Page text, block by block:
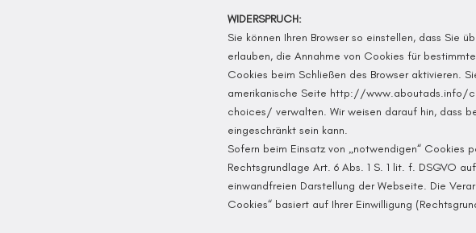
WIDERSPRUCH:
Sie können Ihren Browser so einstellen, dass Sie
erlauben, die Annahme von Cookies für
Cookies beim Schließen des Browser aktivieren.
amerikanische Seite http://www.aboutads.info/
choices/ verwalten. Wir weisen darauf hin, dass
eingeschränkt sein kann.
Sofern beim Einsatz von „notwendigen“
Rechtsgrundlage Art. 6 Abs. 1 S. 1 lit. f. DSGVO
einwandfreien Darstellung der Webseite. Die
Cookies“ basiert auf Ihrer Einwilligung